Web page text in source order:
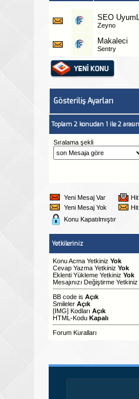
SEO
Zeyno
Makaleci
Sentry
Gösteriliş Ayarları
Toplam 2 konudan 1 ile 2
Sıralama şekli
Yeni Mesaj Var
Yeni Mesaj Yok
Konu Kapatılmıştır
Yetkileriniz
Konu Acma Yetkiniz Yok
Cevap Yazma Yetkiniz Yok
Eklenti Yükleme Yetkiniz Yok
Mesajınızı Değiştirme Yetkiniz
BB code is Açık
Smileler Açık
[IMG] Kodları Açık
HTML-Kodu Kapalı
Forum Kuralları